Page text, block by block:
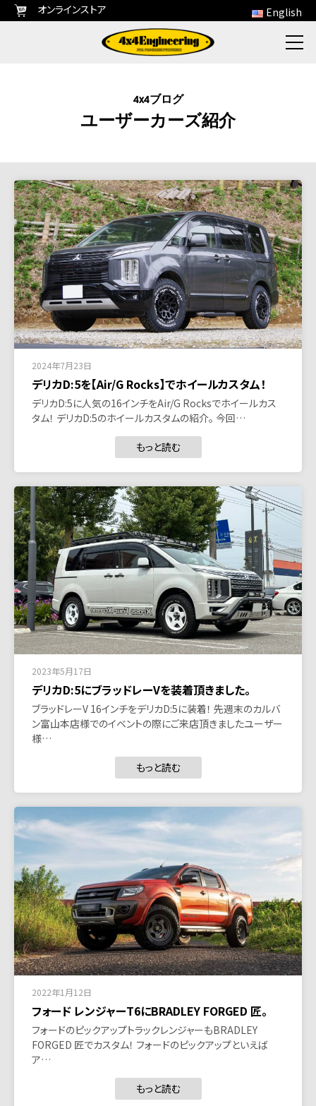
オンラインストア English
4x4ブログ
ユーザーカーズ紹介
2024年7月23日
デリカD:5を【Air/G Rocks】でホイールカスタム！
デリカD:5に人気の16インチをAir/G Rocksでホイールカス
タム！ デリカD:5のホイールカスタムの紹介。 今回…
もっと読む
2023年5月17日
デリカD:5にブラッドレーVを装着頂きました。
ブラッドレーV 16インチをデリカD:5に装着！ 先週末のカルバ
ン富山本店様でのイベントの際にご来店頂きましたユーザー
様…
もっと読む
2022年1月12日
フォード レンジャーT6にBRADLEY FORGED 匠。
フォードのピックアップトラックレンジャーもBRADLEY
FORGED 匠でカスタム！ フォードのピックアップといえば
ア…
もっと読む